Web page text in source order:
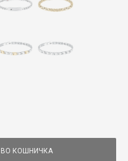
КОШНИЧКА